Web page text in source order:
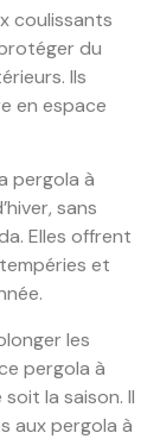
coulissants
du
Ils
en espace
pergola à
sans
Elles offrent
et
les
pergola à
la saison. Il
aux pergola à